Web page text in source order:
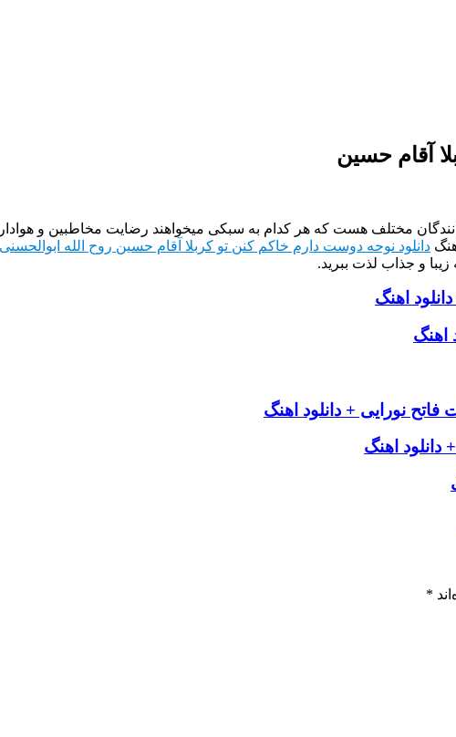
آقام حسین
مختلف هست که هر کدام به سبکی میخواهند رضایت مخاطبین و
دانلود نوحه دوست دارم خاکم کنن تو کربلا آقام حسین روح الله ابوالحسنی
و جذاب لذت ببرید.
اهنگ
اهنگ
نورایی + دانلود اهنگ
دانلود اهنگ
*